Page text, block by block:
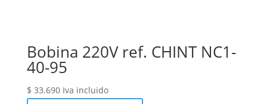
Bobina 220V ref. CHINT NC1-
40-95
$ 33.690 Iva incluido